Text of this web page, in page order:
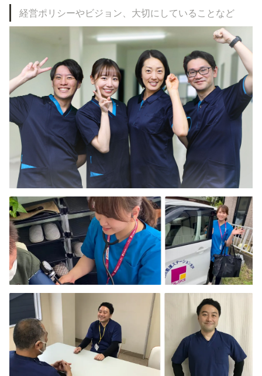
経営ポリシーやビジョン、大切にしていることなど